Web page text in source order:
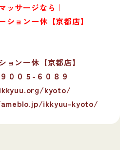
ッサージなら｜
ョン一休【京都店】
ョン一休【京都店】
０５-６０８９
kyoto/
ikkyuu-kyoto/